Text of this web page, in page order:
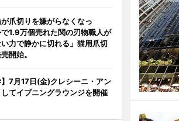
が爪切りを嫌がらなくなっ
1.9万個売れた関の刃物職人が
力で静かに切れる」猫用爪切
開始。
】7月17日(金)クレシーニ・アン
てイブニングラウンジを開催